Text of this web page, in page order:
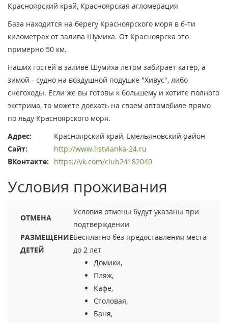
Красноярский край, Красноярская агломерация
База находится на берегу Красноярского моря в 6-ти
километрах от залива Шумиха. От Красноярска это
примерно 50 км.
Наших гостей в заливе Шумиха летом забирает катер, а
зимой - судно на воздушной подушке "Хивус", либо
снегоходы. Если же вы готовы к большему и хотите полного
экстрима, то можете доехать на своем автомобиле прямо
по льду Красноярского моря.
Адрес:
Красноярский край, Емельяновский район
Сайт:
http://www.listvianka-24.ru
ВКонтакте:
https://vk.com/club24182040
Условия проживания
ОТМЕНА
Условия отмены будут указаны при
подтверждении
РАЗМЕЩЕНИЕ
ДЕТЕЙ
Бесплатно без предоставления места
до 2 лет
Домики,
Пляж,
Кафе,
Столовая,
Баня,